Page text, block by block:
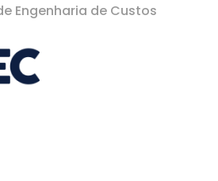
Engenharia de Custos